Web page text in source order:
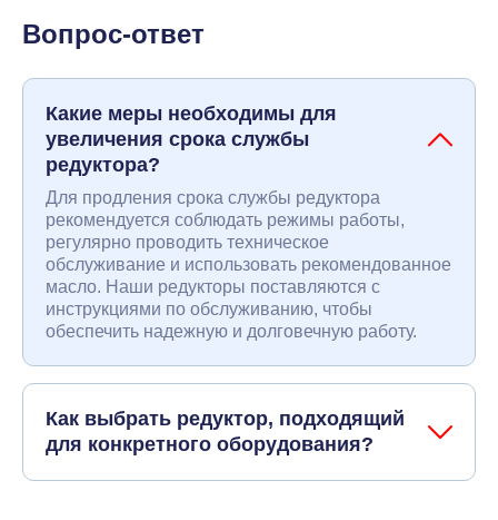
Вопрос-ответ
Какие меры необходимы для
увеличения срока службы
редуктора?
Для продления срока службы редуктора
рекомендуется соблюдать режимы работы,
регулярно проводить техническое
обслуживание и использовать рекомендованное
масло. Наши редукторы поставляются с
инструкциями по обслуживанию, чтобы
обеспечить надежную и долговечную работу.
Как выбрать редуктор, подходящий
для конкретного оборудования?